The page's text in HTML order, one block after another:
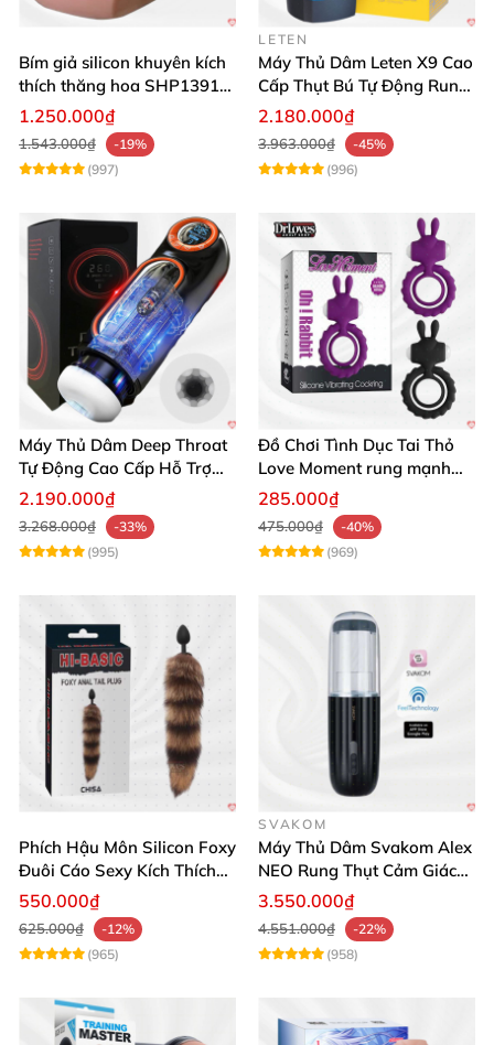
Bím giả silicon khuyên kích
thích thăng hoa SHP1391
ShopHanhPhuc
1.250.000₫
1.543.000₫
-19%
(997)
LETEN
Máy Thủ Dâm Leten X9 Cao
Cấp Thụt Bú Tự Động Rung
Rên
2.180.000₫
3.963.000₫
-45%
(996)
Máy Thủ Dâm Deep Throat
Tự Động Cao Cấp Hỗ Trợ
Gắn Tường
2.190.000₫
3.268.000₫
-33%
(995)
Đồ Chơi Tình Dục Tai Thỏ
Love Moment rung mạnh
mẽ êm ái
285.000₫
475.000₫
-40%
(969)
Phích Hậu Môn Silicon Foxy
Đuôi Cáo Sexy Kích Thích
Đỉnh Cao
550.000₫
625.000₫
-12%
(965)
SVAKOM
Máy Thủ Dâm Svakom Alex
NEO Rung Thụt Cảm Giác
Thật, App Điều Khiển
3.550.000₫
4.551.000₫
-22%
(958)